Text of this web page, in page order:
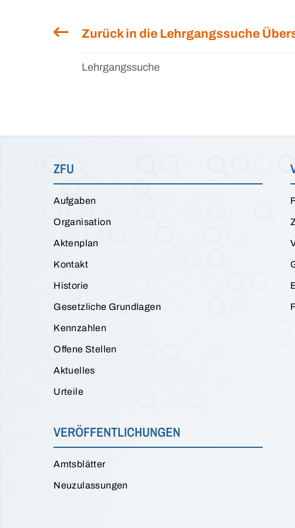
Zurück in die Lehrgangssuche
Lehrgangssuche
ZFU
Aufgaben
Organisation
Aktenplan
Kontakt
Historie
Gesetzliche Grundlagen
Kennzahlen
Offene Stellen
Aktuelles
Urteile
VERÖFFENTLICHUNGEN
Amtsblätter
Neuzulassungen